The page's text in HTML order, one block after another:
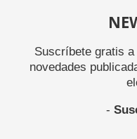
Suscríbete gratis
novedades
-